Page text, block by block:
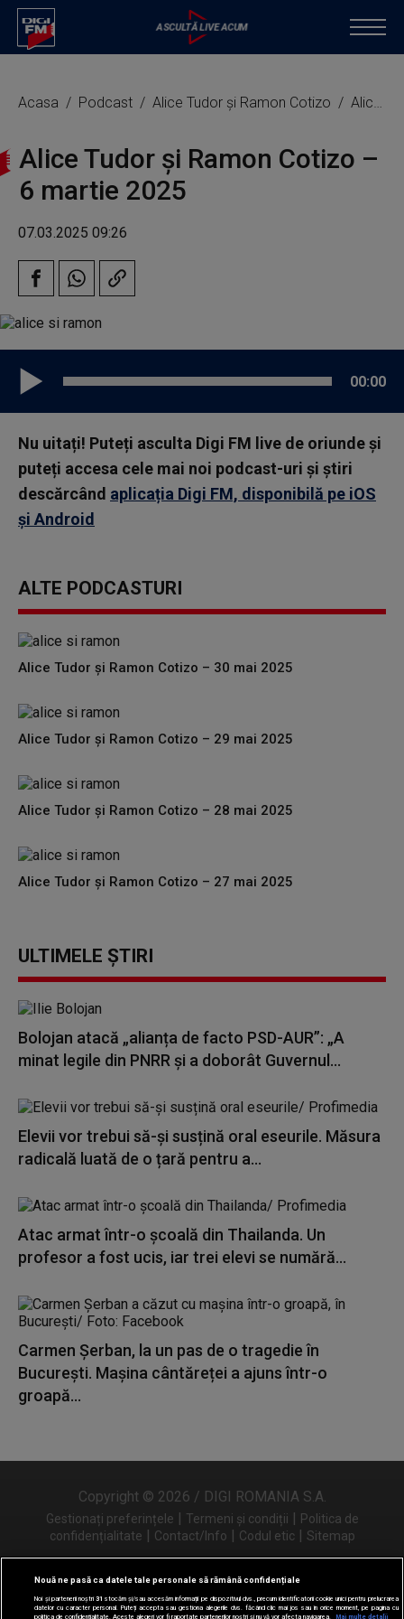
Acasa Podcast Alice Tudor și Ramon Cotizo Alice Tudor și Ramon Cotizo – 6 martie 2025
Alice Tudor și Ramon Cotizo –
6 martie 2025
07.03.2025 09:26
00:00
Nu uitați! Puteți asculta Digi FM live de oriunde și
puteți accesa cele mai noi podcast-uri și știri
descărcând aplicația Digi FM, disponibilă pe iOS
și Android
ALTE PODCASTURI
Alice Tudor și Ramon Cotizo – 30 mai 2025
Alice Tudor și Ramon Cotizo – 29 mai 2025
Alice Tudor și Ramon Cotizo – 28 mai 2025
Alice Tudor și Ramon Cotizo – 27 mai 2025
ULTIMELE ȘTIRI
Bolojan atacă „alianța de facto PSD-AUR”: „A
minat legile din PNRR și a doborât Guvernul...
Elevii vor trebui să-și susțină oral eseurile. Măsura
radicală luată de o țară pentru a...
Atac armat într-o școală din Thailanda. Un
profesor a fost ucis, iar trei elevi se numără...
Carmen Șerban, la un pas de o tragedie în
București. Mașina cântăreței a ajuns într-o
groapă...
Copyright © 2026 / DIGI ROMANIA S.A.
Gestionați preferințele | Termeni și condiții | Politica de
confidențialitate | Contact/Info | Codul etic | Sitemap
Urmărește-ne și pe
Nouă ne pasă ca datele tale personale să rămână confidențiale
Noi și partenerii noștri31 stocăm și/sau accesăm informații pe dispozitivul dvs., precum identificatorii cookie unici pentru prelucrarea
datelor cu caracter personal. Puteți accepta sau gestiona alegerile dvs. făcând clic mai jos sau în orice moment, pe pagina cu
politica de confidențialitate. Aceste alegeri vor fi raportate partenerilor noștri și nu vă vor afecta navigarea.
Mai multe detalii